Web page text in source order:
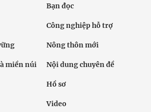
Bạn đọc
Công nghiệp hỗ trợ
Nông thôn mới
miền núi Nội dung chuyên đề
Hồ sơ
Video